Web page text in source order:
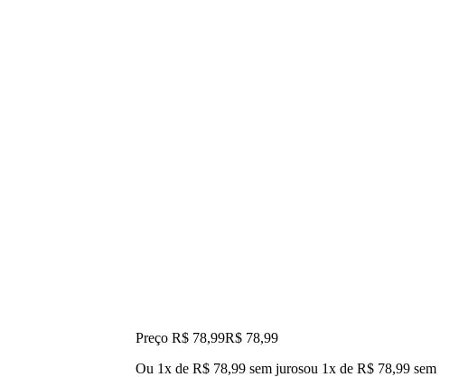
Preço R$ 78,99R$ 78,99
Ou 1x de R$ 78,99 sem jurosou 1x de R$ 78,99 sem